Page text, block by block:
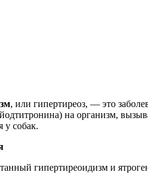
, или гипертиреоз, — это
на организм,
у собак.
гипертиреоидизм и